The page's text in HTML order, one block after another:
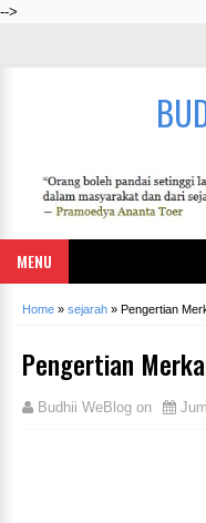
-->
MENU
Home » sejarah » Pengertian
Pengertian
Budhii WeBlog on